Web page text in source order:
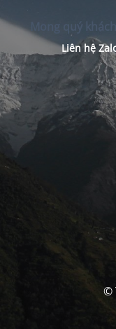
Mong quý
Liên hệ
©